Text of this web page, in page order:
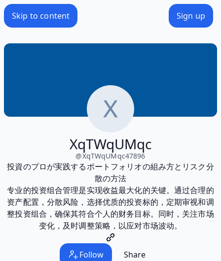
Skip to content Sign up
XqTWqUMqc
@XqTWqUMqc47896
投資のプロが実践するポートフォリオの組み方とリスク分
散の方法
专业的投资组合管理是实现收益最大化的关键。通过合理的
资产配置，分散风险，选择优质的投资标的，定期审视和调
整投资组合，确保其符合个人的财务目标。同时，关注市场
变化，及时调整策略，以应对市场波动。
Follow Share